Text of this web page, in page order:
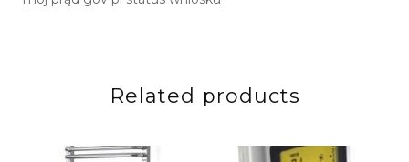
Related products